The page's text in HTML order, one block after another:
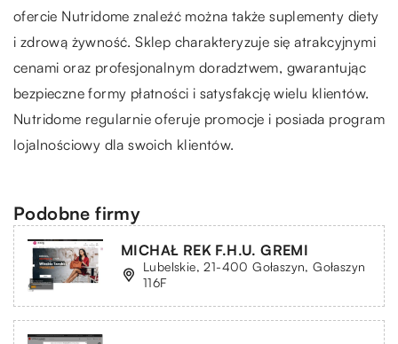
ofercie Nutridome znaleźć można także suplementy diety
i zdrową żywność. Sklep charakteryzuje się atrakcyjnymi
cenami oraz profesjonalnym doradztwem, gwarantując
bezpieczne formy płatności i satysfakcję wielu klientów.
Nutridome regularnie oferuje promocje i posiada program
lojalnościowy dla swoich klientów.
Podobne firmy
MICHAŁ REK F.H.U. GREMI
Lubelskie, 21-400 Gołaszyn, Gołaszyn
116F